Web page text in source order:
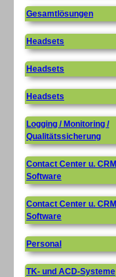
Gesamtlösungen
Headsets
Headsets
Headsets
Logging / Monitoring /
Qualitätssicherung
Contact Center u. CRM
Software
Contact Center u. CRM
Software
Personal
TK- und ACD-Systeme